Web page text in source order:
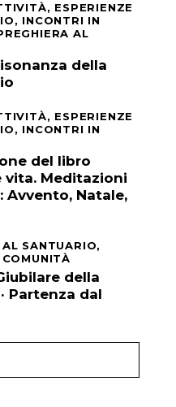
ESPERIENZE
INCONTRI IN
AL
della
ESPERIENZE
INCONTRI IN
del libro
vita. Meditazioni
Avvento, Natale,
SANTUARIO,
della
Partenza dal